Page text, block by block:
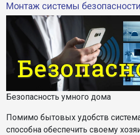
Монтаж системы
Безопасность умного дома
Помимо бытовых удобств
способна обеспечить своему